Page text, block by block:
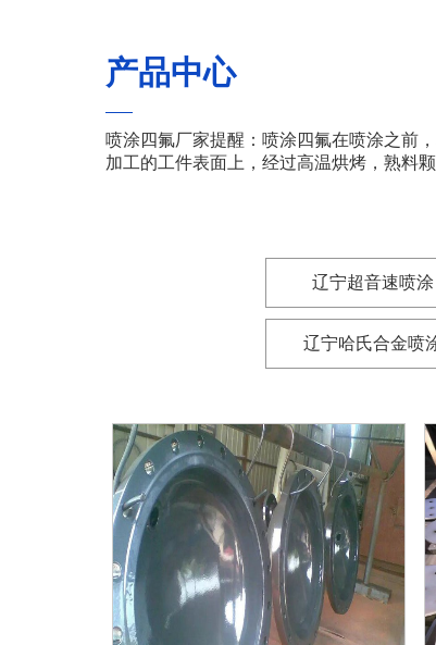
产品中心
喷涂四氟厂家提醒：喷涂四氟在喷涂之前
加工的工件表面上，经过高温烘烤，熟料
辽宁超音速喷涂
辽宁哈氏合金喷
查看详情+